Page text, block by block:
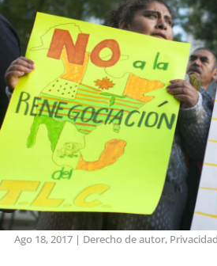
Ago 18, 2017| Derecho de autor, Privacidad